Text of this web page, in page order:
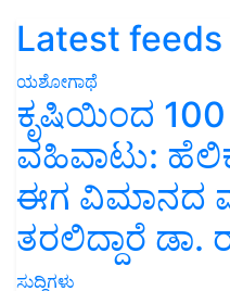
Latest feeds
ಯಶೋಗಾಥೆ
ಕೃಷಿಯಿಂದ
ವಹಿವಾಟು:
ಈಗ ವಿಮಾನದ
ತರಲಿದ್ದಾರೆ ಡಾ.
ಸುದ್ದಿಗಳು